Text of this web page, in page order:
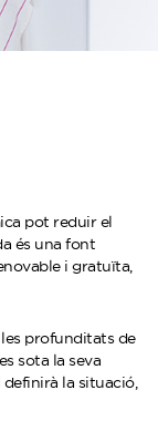
pot reduir el
és una font
i gratuïta,
profunditats de
sota la seva
la situació,